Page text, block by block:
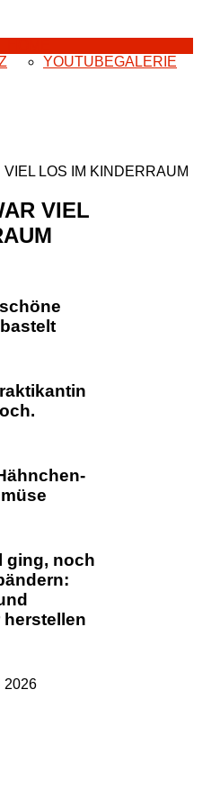
GALERIE
YOUTUBE
LOS IM KINDERRAUM
VIEL
ging, noch
2026